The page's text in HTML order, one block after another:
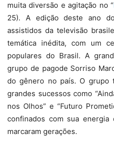
muita diversão e agitação no “
25). A edição deste ano
assistidos da televisão
temática inédita, com um
populares do Brasil. A
grupo de pagode Sorriso
do gênero no país. O grupo
grandes sucessos como
nos Olhos” e “Futuro
confinados com sua energia
marcaram gerações.